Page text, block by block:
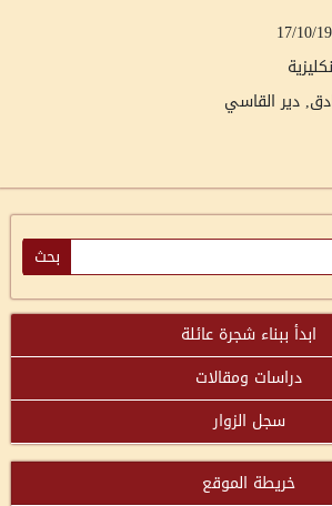
17/10/
دير القاسي
ابدأ ببناء شجرة عائلة
دراسات ومقالات
سجل الزوار
خريطة الموقع